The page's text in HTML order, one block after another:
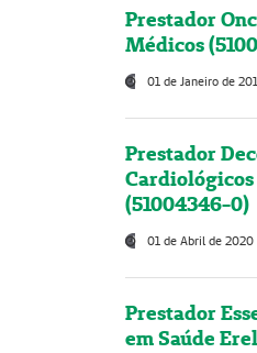
Prestador
Médicos
01 de Janeiro de
Prestador
Cardiológicos
(51004346-0)
01 de Abril de 2020
Prestador
em Saúde